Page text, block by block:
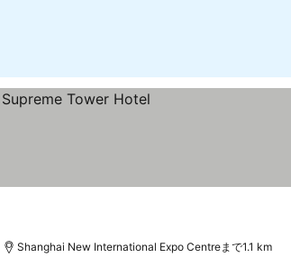
Shanghai New International Expo Centreまで1.1 km